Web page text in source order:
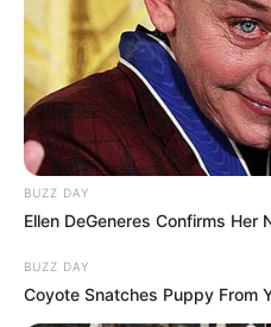
BUZZ DAY
Ellen DeGeneres Confirms Her
BUZZ DAY
Coyote Snatches Puppy From